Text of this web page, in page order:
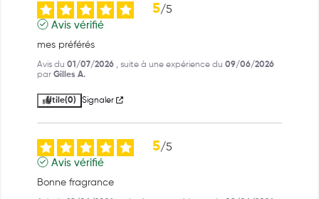
5/5
Avis vérifié
mes préférés
Avis du 01/07/2026 , suite à une expérience du 09/06/2026
par Gilles A.
Utile(0) Signaler
5/5
Avis vérifié
Bonne fragrance